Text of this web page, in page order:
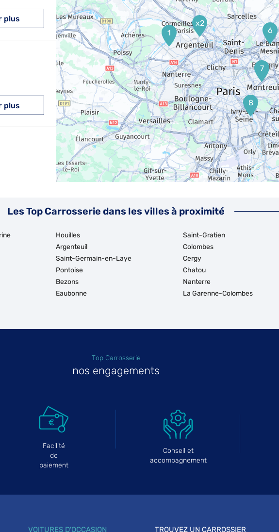
plus
plus
plus
plus
8
7
6
1
x2
Les Top Carrosserie dans les villes à proximité
Houilles
Argenteuil
Saint-Germain-en-Laye
Pontoise
Bezons
Eaubonne
Saint-Gratien
Colombes
Cergy
Chatou
Nanterre
La Garenne-Colombes
Top Carrosserie
nos engagements
Facilité
de
paiement
Conseil et
accompagnement
VOITURES D'OCCASION TROUVEZ UN CARROSSIER